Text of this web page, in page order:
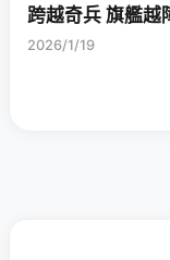
跨越奇兵 旗艦越
2026/1/19